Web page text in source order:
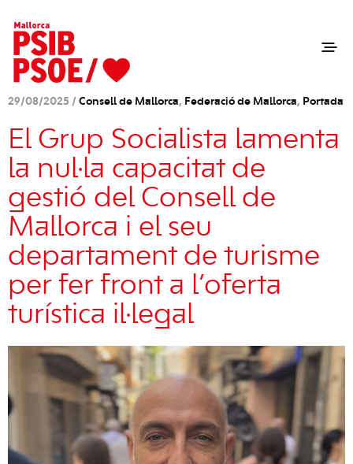
29/08/2025 / Consell de Mallorca, Federació de Mallorca, Portada
El Grup Socialista lamenta
la nul·la capacitat de
gestió del Consell de
Mallorca i el seu
departament de turisme
per fer front a l’oferta
turística il·legal